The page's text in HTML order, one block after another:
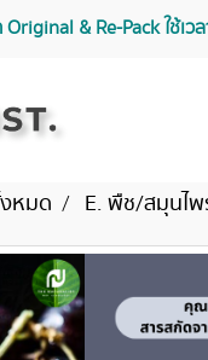
& Re-Pack ใช้เ
หมด E. พืช/สมุนไ